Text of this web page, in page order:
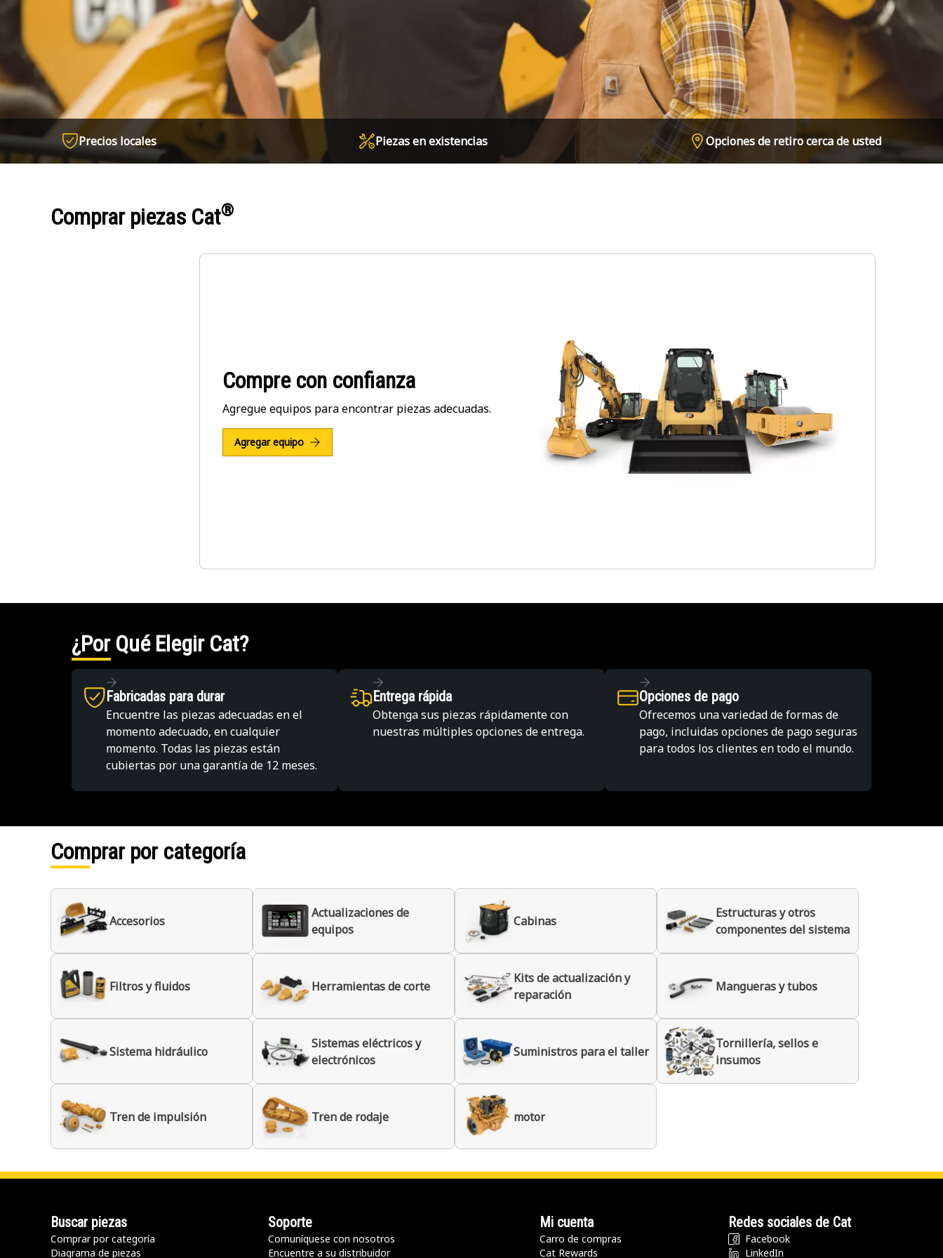
Precios locales Piezas en existencias Opciones de retiro cerca de usted
Comprar piezas Cat®
Compre con confianza
Agregue equipos para encontrar piezas adecuadas.
Agregar equipo
¿Por Qué Elegir Cat?
Fabricadas para durar
Encuentre las piezas adecuadas en el
momento adecuado, en cualquier
momento. Todas las piezas están
cubiertas por una garantía de 12 meses.
Entrega rápida
Obtenga sus piezas rápidamente con
nuestras múltiples opciones de entrega.
Opciones de pago
Ofrecemos una variedad de formas de
pago, incluidas opciones de pago seguras
para todos los clientes en todo el mundo.
Comprar por categoría
Accesorios
Actualizaciones de
equipos
Cabinas
Estructuras y otros
componentes del sistema
Filtros y fluidos Herramientas de corte
Kits de actualización y
reparación
Mangueras y tubos
Sistema hidráulico
Sistemas eléctricos y
electrónicos
Suministros para el taller
Tornillería, sellos e
insumos
Tren de impulsión Tren de rodaje motor
Buscar piezas
Comprar por categoría
Diagrama de piezas
Soporte
Comuníquese con nosotros
Encuentre a su distribuidor
Mi cuenta
Carro de compras
Cat Rewards
Redes sociales de Cat
Facebook
LinkedIn